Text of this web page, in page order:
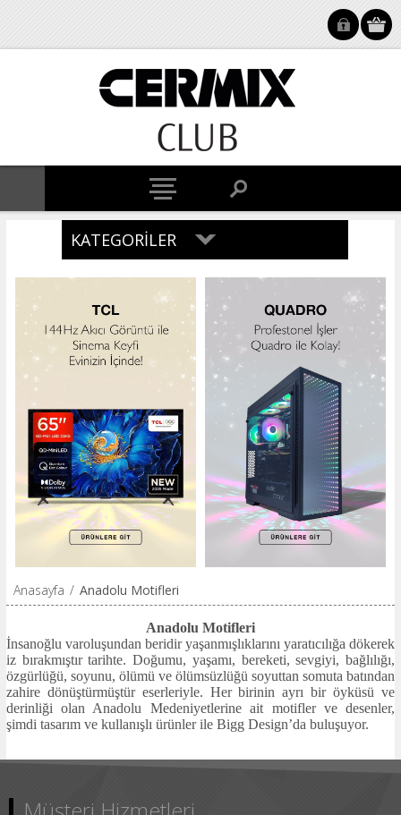
KATEGORILER
Anasayfa / Anadolu Motifleri
Anadolu Motifleri
İnsanoğlu varoluşundan beridir yaşanmışlıklarını yaratıcılığa dökerek
iz bırakmıştır tarihte. Doğumu, yaşamı, bereketi, sevgiyi, bağlılığı,
özgürlüğü, soyunu, ölümü ve ölümsüzlüğü soyuttan somuta batından
zahire dönüştürmüştür eserleriyle. Her birinin ayrı bir öyküsü ve
derinliği olan Anadolu Medeniyetlerine ait motifler ve desenler,
şimdi tasarım ve kullanışlı ürünler ile Bigg Design’da buluşuyor.